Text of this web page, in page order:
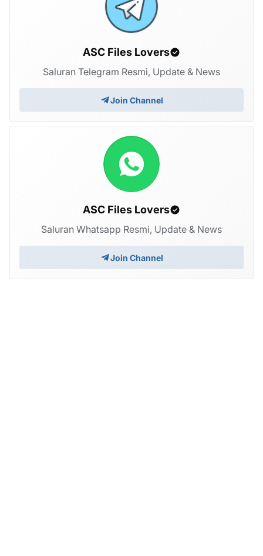
ASC Files Lovers
Saluran Telegram Resmi, Update & News
Join Channel
ASC Files Lovers
Saluran Whatsapp Resmi, Update & News
Join Channel